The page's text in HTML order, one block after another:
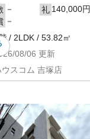
－ 礼 140,000円
－
/ 2LDK / 53.82㎡
08/06 更新
ウスコム 吉塚店